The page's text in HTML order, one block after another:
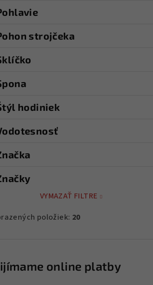
strojčeka
hodiniek
VYMAZAŤ FILTRE
položiek: 20
online platby